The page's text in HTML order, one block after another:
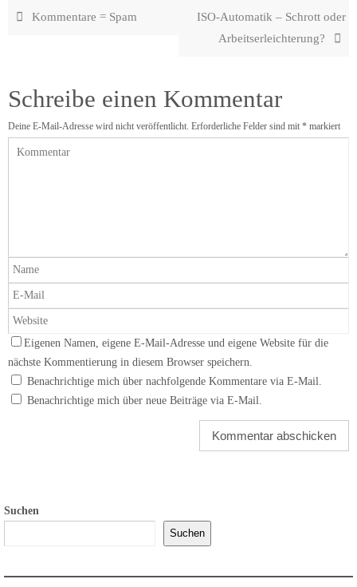
Kommentare = Spam
ISO-Automatik – Schrott oder
Arbeitserleichterung?
Schreibe einen Kommentar
Deine E-Mail-Adresse wird nicht veröffentlicht. Erforderliche Felder sind mit * markiert
Eigenen Namen, eigene E-Mail-Adresse und eigene Website für die
nächste Kommentierung in diesem Browser speichern.
Benachrichtige mich über nachfolgende Kommentare via E-Mail.
Benachrichtige mich über neue Beiträge via E-Mail.
Suchen
Suchen